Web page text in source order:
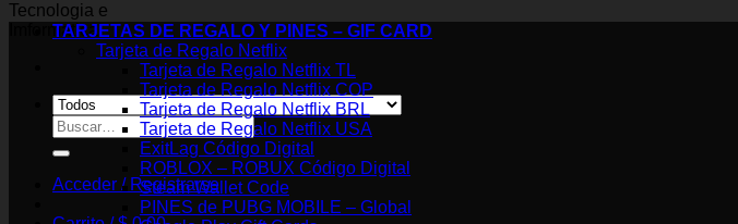
Tecnologia e
Imformatica
Buscar
por:
Acceder / Registrarse
TARJETAS DE REGALO Y PINES – GIF CARD
Tarjeta de Regalo Netflix
Tarjeta de Regalo Netflix TL
Tarjeta de Regalo Netflix COP
Tarjeta de Regalo Netflix BRL
Tarjeta de Regalo Netflix USA
ExitLag Código Digital
ROBLOX – ROBUX Código Digital
Steam Wallet Code
PINES de PUBG MOBILE – Global